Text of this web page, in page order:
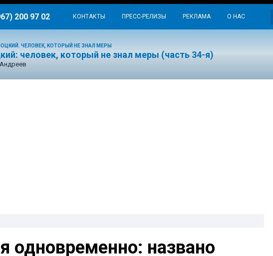
200 97 02 КОНТАКТЫ ПРЕСС-РЕЛИЗЫ РЕКЛАМА О НАС
ЧЕЛОВЕК, КОТОРЫЙ НЕ ЗНАЛ МЕРЫ
человек, который не знал меры (часть 34-я)
одновременно: названо